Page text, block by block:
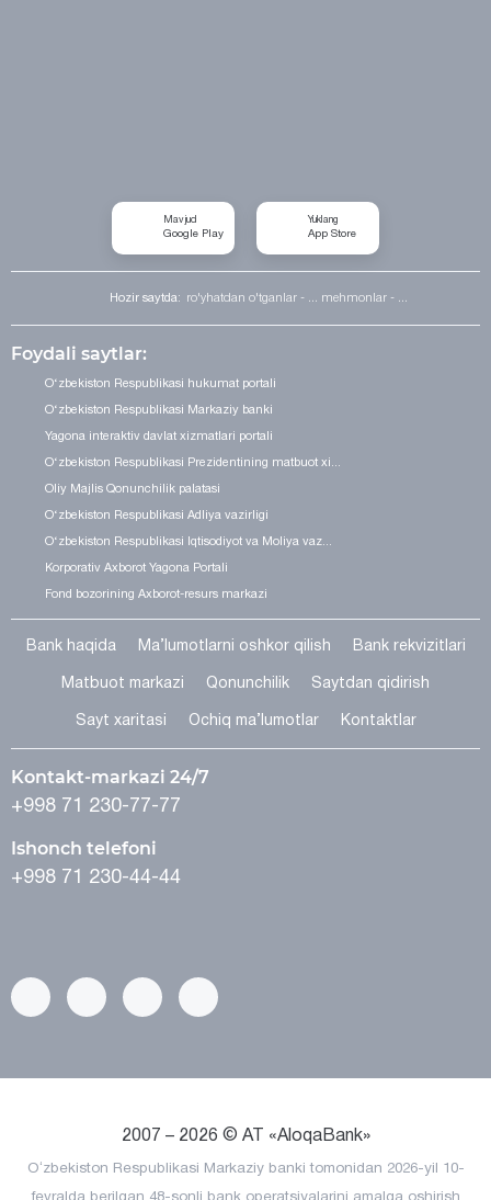
Mavjud
Google Play
Yuklang
App Store
Hozir saytda: ro'yhatdan o'tganlar - ... mehmonlar - ...
Foydali saytlar:
O‘zbekiston Respublikasi hukumat portali
O‘zbekiston Respublikasi Markaziy banki
Yagona interaktiv davlat xizmatlari portali
O‘zbekiston Respublikasi Prezidentining matbuot xi...
Oliy Majlis Qonunchilik palatasi
O‘zbekiston Respublikasi Adliya vazirligi
O‘zbekiston Respublikasi Iqtisodiyot va Moliya vaz...
Korporativ Axborot Yagona Portali
Fond bozorining Axborot-resurs markazi
Bank haqida Ma’lumotlarni oshkor qilish Bank rekvizitlari
Matbuot markazi Qonunchilik Saytdan qidirish
Sayt xaritasi Ochiq ma’lumotlar Kontaktlar
Kontakt-markazi 24/7
+998 71 230-77-77
Ishonch telefoni
+998 71 230-44-44
2007 – 2026 © AT «AloqaBank»
Oʻzbekiston Respublikasi Markaziy banki tomonidan 2026-yil 10-